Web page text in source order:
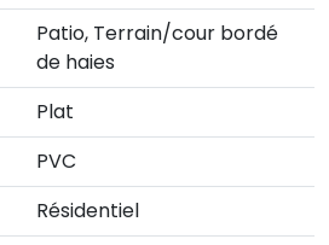
Patio, Terrain/cour bordé
de haies
Plat
PVC
Résidentiel